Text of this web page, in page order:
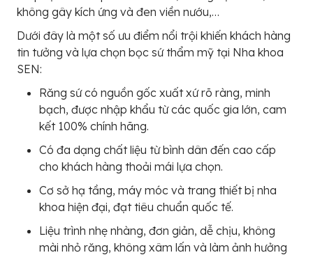
không gây kích ứng và đen viền nướu,…
Dưới đây là một số ưu điểm nổi trội khiến khách hàng
tin tưởng và lựa chọn bọc sứ thẩm mỹ tại Nha khoa
SEN:
Răng sứ có nguồn gốc xuất xứ rõ ràng, minh
bạch, được nhập khẩu từ các quốc gia lớn, cam
kết 100% chính hãng.
Có đa dạng chất liệu từ bình dân đến cao cấp
cho khách hàng thoải mái lựa chọn.
Cơ sở hạ tầng, máy móc và trang thiết bị nha
khoa hiện đại, đạt tiêu chuẩn quốc tế.
Liệu trình nhẹ nhàng, đơn giản, dễ chịu, không
mài nhỏ răng, không xâm lấn và làm ảnh hưởng